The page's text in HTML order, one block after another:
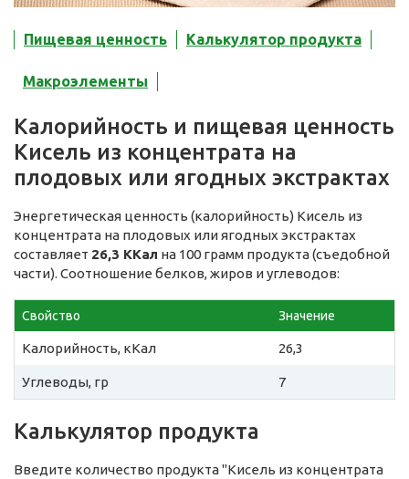
Пищевая ценность Калькулятор продукта
Макроэлементы
Калорийность и пищевая ценность
Кисель из концентрата на
плодовых или ягодных экстрактах
Энергетическая ценность (калорийность) Кисель из
концентрата на плодовых или ягодных экстрактах
составляет 26,3 ККал на 100 грамм продукта (съедобной
части). Соотношение белков, жиров и углеводов:
Свойство Значение
Калорийность, кКал 26,3
Углеводы, гр 7
Калькулятор продукта
Введите количество продукта "Кисель из концентрата